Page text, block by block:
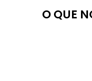
O QUE